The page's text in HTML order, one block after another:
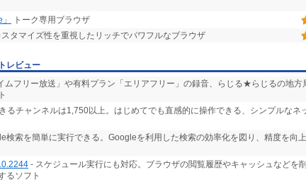
トーク専用ブラウザ
スタマイズ性を重視したリッチでパワフルなブラウザ
レビュー
ムフリー放送」や有料プラン「エリアフリー」の録音、らじる★らじるの地方
るチャンネルは1,750以上。はじめてでも直感的に操作できる、シンプルなネ
検索を簡単に実行できる。Googleを利用した検索の効率化を図り、精度を向
- スケジュール実行にも対応。ブラウザの閲覧履歴やキャッシュなどを
るソフト